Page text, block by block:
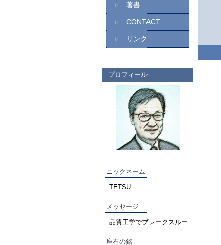
著書
CONTACT
リンク
プロフィール
ニックネーム
TETSU
メッセージ
品質工学でブレークスルー
座右の銘